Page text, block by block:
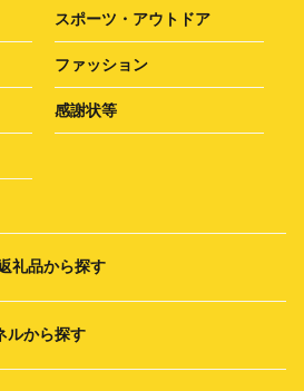
スポーツ・アウトドア
ファッション
感謝状等
礼品から探す
ルから探す